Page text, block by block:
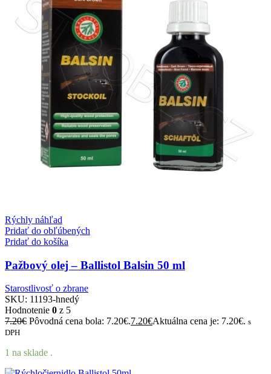
Rýchly náhľad
Pridať do obľúbených
Pridať do košíka
Pažbový olej – Ballistol Balsin 50 ml
Starostlivosť o zbrane
SKU: 11193-hnedý
Hodnotenie 0 z 5
7.20€ Pôvodná cena bola: 7.20€.7.20€Aktuálna cena je: 7.20€. s
DPH
1 na sklade .